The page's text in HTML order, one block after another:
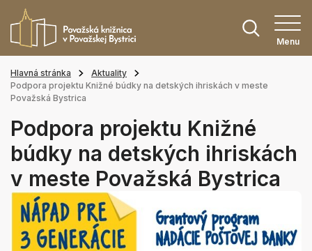
Menu
Hlavná stránka
Aktuality
Podpora projektu Knižné búdky na detských ihriskách v meste
Považská Bystrica
Podpora projektu Knižné
búdky na detských ihriskách
v meste Považská Bystrica